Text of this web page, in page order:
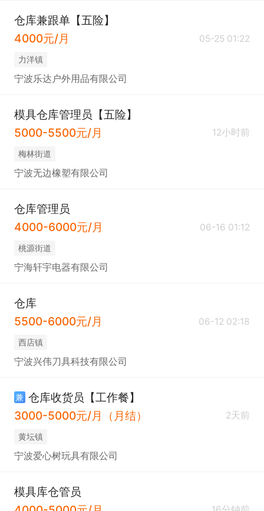
仓库兼跟单【五险】
4000元/月
05-25 01:22
力洋镇
宁波乐达户外用品有限公司
模具仓库管理员【五险】
5000-5500元/月
12小时前
梅林街道
宁波无边橡塑有限公司
仓库管理员
4000-6000元/月
06-16 01:12
桃源街道
宁海轩宇电器有限公司
仓库
5500-6000元/月
06-12 02:18
西店镇
宁波兴伟刀具科技有限公司
兼 仓库收货员【工作餐】
3000-5000元/月（月结）
2天前
黄坛镇
宁波爱心树玩具有限公司
模具库仓管员